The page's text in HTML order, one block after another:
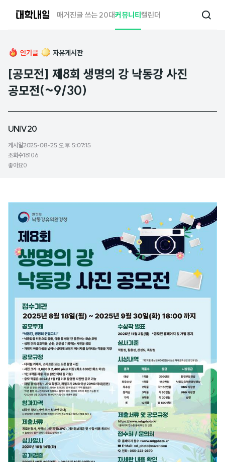
매거진글 쓰는 20대커뮤니티캘린더
검
인기글 자유게시판
[공모전] 제8회 생명의 강 낙동강 사진
공모전(~9/30)
UNIV20
게시일2025-08-25 오후 5:07:15
조회수18106
좋아요0